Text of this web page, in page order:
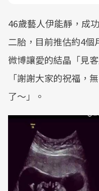
46歲藝人伊能靜，成
二胎，目前推估約4個
微博讓愛的結晶「見
「謝謝大家的祝福，
了～」。